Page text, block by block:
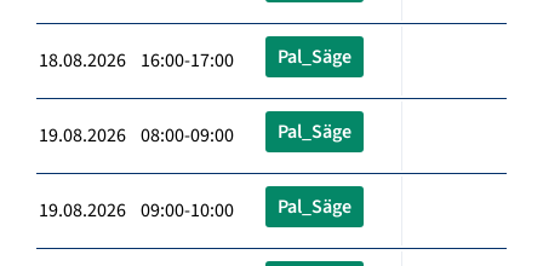
18.08.2026 16:00-17:00 Pal_Säge
19.08.2026 08:00-09:00 Pal_Säge
19.08.2026 09:00-10:00 Pal_Säge